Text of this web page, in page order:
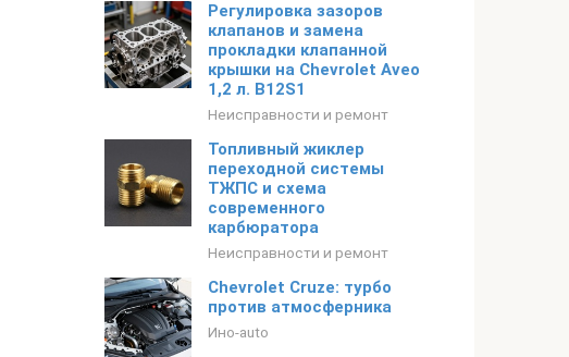
Регулировка зазоров
клапанов и замена
прокладки клапанной
крышки на Chevrolet Aveo
1,2 л. В12S1
Неисправности и ремонт
Топливный жиклер
переходной системы
ТЖПС и схема
современного
карбюратора
Неисправности и ремонт
Chevrolet Cruze: турбо
против атмосферника
Ино-auto